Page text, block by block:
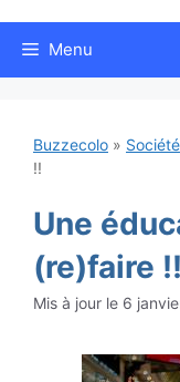
Menu
Buzzecolo » Société
!!
Une
(re)faire !!
6